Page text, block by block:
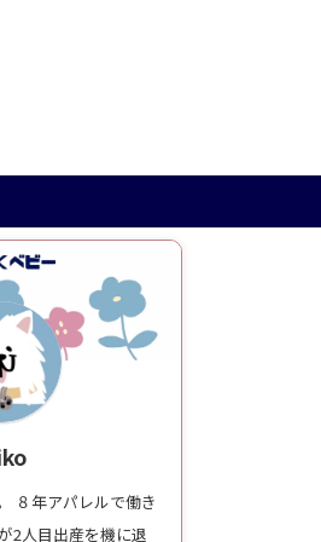
８年アパレルで働き
2人目出産を機に退